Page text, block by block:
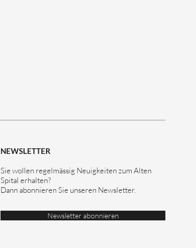
NEWSLETTER
Sie wollen regelmässig Neuigkeiten zum Alten
Spital erhalten?
Dann abonnieren Sie unseren Newsletter.
Newsletter abonnieren